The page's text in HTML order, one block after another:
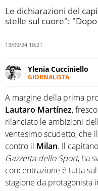
Le dichiarazioni del
stelle sul cuore":
13/09/24 10:21
Ylenia Cucciniello
GIORNALISTA
Appassionatissima
sguardo sull'extra
riesce a restituire
A margine della prima
Lautaro Martínez,
rilanciato le ambizioni
ventesimo scudetto, che
contro il Milan. Il
Gazzetta dello Sport, ha
concentrazione è tutta
stagione da protagonista